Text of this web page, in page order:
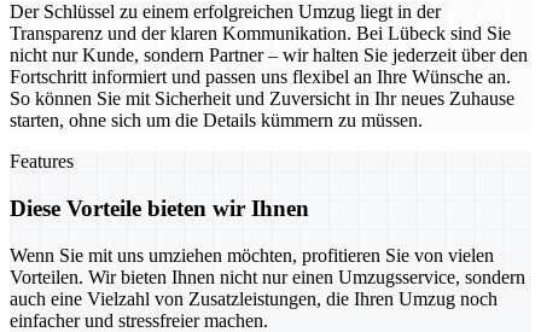
Der Schlüssel zu einem erfolgreichen Umzug liegt in der
Transparenz und der klaren Kommunikation. Bei Lübeck sind Sie
nicht nur Kunde, sondern Partner – wir halten Sie jederzeit über den
Fortschritt informiert und passen uns flexibel an Ihre Wünsche an.
So können Sie mit Sicherheit und Zuversicht in Ihr neues Zuhause
starten, ohne sich um die Details kümmern zu müssen.
Features
Diese Vorteile bieten wir Ihnen
Wenn Sie mit uns umziehen möchten, profitieren Sie von vielen
Vorteilen. Wir bieten Ihnen nicht nur einen Umzugsservice, sondern
auch eine Vielzahl von Zusatzleistungen, die Ihren Umzug noch
einfacher und stressfreier machen.